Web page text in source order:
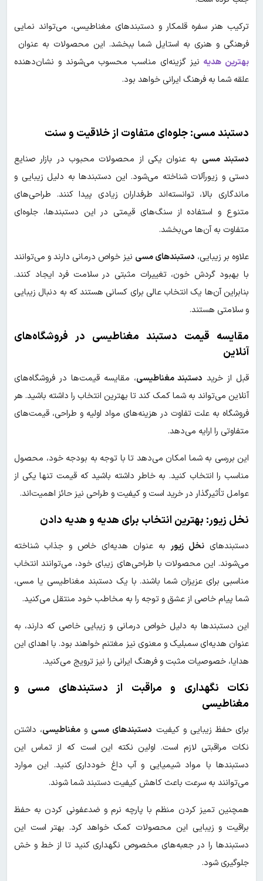
ترکیب هنر سفره قلمکار و دستبندهای مغناطیسی، می‌تواند نمایی
فرهنگی و هنری به استایل شما ببخشد. این محصولات به عنوان
بهترین هدیه نیز گزینه‌ای مناسب محسوب می‌شوند و نشان‌دهنده
علقه شما به فرهنگ ایرانی خواهد بود.
دستبند مسی: جلوه‌ای متفاوت از خلاقیت و سنت
دستبند مسی به عنوان یکی از محصولات محبوب در بازار صنایع
دستی و زیورآلات شناخته می‌شود. این دستبندها به دلیل زیبایی و
ماندگاری بالا، توانسته‌اند طرفداران زیادی پیدا کنند. طراحی‌های
متنوع و استفاده از سنگ‌های قیمتی در این دستبندها، جلوه‌ای
متفاوت به آن‌ها می‌بخشد.
علاوه بر زیبایی، دستبندهای مسی نیز خواص درمانی دارند و می‌توانند
با بهبود گردش خون، تغییرات مثبتی در سلامت فرد ایجاد کنند.
بنابراین آن‌ها یک انتخاب عالی برای کسانی هستند که به دنبال زیبایی
و سلامتی هستند.
مقایسه قیمت دستبند مغناطیسی در فروشگاه‌های
آنلاین
قبل از خرید دستبند مغناطیسی، مقایسه قیمت‌ها در فروشگاه‌های
آنلاین می‌تواند به شما کمک کند تا بهترین انتخاب را داشته باشید. هر
فروشگاه به علت تفاوت در هزینه‌های مواد اولیه و طراحی، قیمت‌های
متفاوتی را ارایه می‌دهد.
این بررسی به شما امکان می‌دهد تا با توجه به بودجه خود، محصول
مناسب را انتخاب کنید. به خاطر داشته باشید که قیمت تنها یکی از
عوامل تأثیرگذار در خرید است و کیفیت و طراحی نیز حائز اهمیت‌اند.
نخل زیور: بهترین انتخاب برای هدیه و هدیه دادن
دستبندهای نخل زیوربه عنوان هدیه‌ای خاص و جذاب شناخته
می‌شوند. این محصولات با طراحی‌های زیبای خود، می‌توانند انتخاب
مناسبی برای عزیزان شما باشند. با یک دستبند مغناطیسی یا مسی،
شما پیام خاصی از عشق و توجه را به مخاطب خود منتقل می‌کنید.
این دستبندها به دلیل خواص درمانی و زیبایی خاصی که دارند، به
عنوان هدیه‌ای سمبلیک و معنوی نیز مغتنم خواهند بود. با اهدای این
هدایا، خصوصیات مثبت و فرهنگ ایرانی را نیز ترویج می‌کنید.
نکات نگهداری و مراقبت از دستبندهای مسی و
مغناطیسی
برای حفظ زیبایی و کیفیت دستبندهای مسی و مغناطیسی، داشتن
نکات مراقبتی لازم است. اولین نکته این است که از تماس این
دستبندها با مواد شیمیایی و آب داغ خودداری کنید. این موارد
می‌توانند به سرعت باعث کاهش کیفیت دستبند شما شوند.
همچنین تمیز کردن منظم با پارچه نرم و ضدعفونی کردن به حفظ
براقیت و زیبایی این محصولات کمک خواهد کرد. بهتر است این
دستبندها را در جعبه‌های مخصوص نگهداری کنید تا از خط و خش
جلوگیری شود.